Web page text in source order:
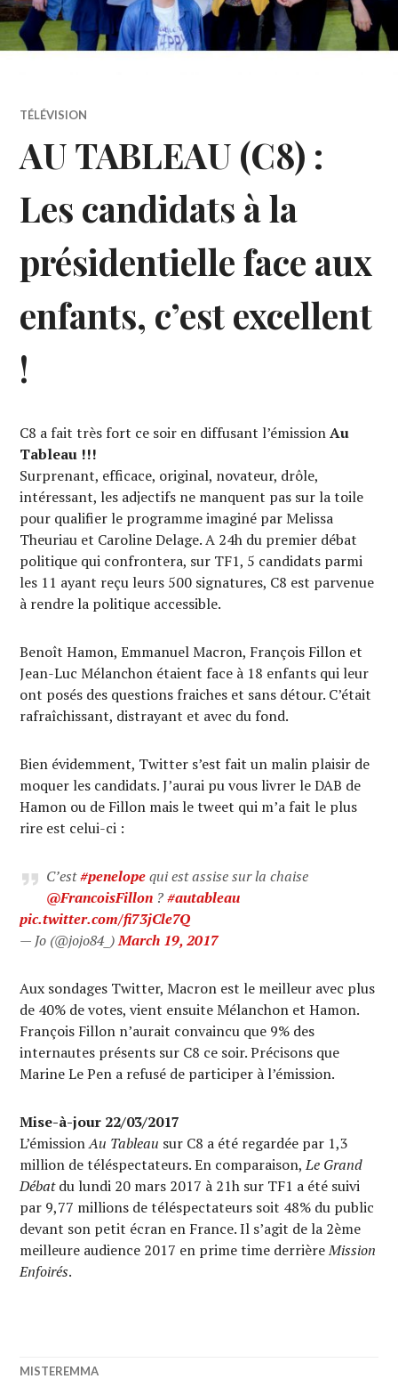
TÉLÉVISION
AU TABLEAU (C8) :
Les candidats à la
présidentielle face aux
enfants, c’est excellent
!
C8 a fait très fort ce soir en diffusant l’émissionAu
Tableau !!!
Surprenant, efficace, original, novateur, drôle,
intéressant, les adjectifs ne manquent pas sur la toile
pour qualifier le programme imaginé par Melissa
Theuriau et Caroline Delage. A 24h du premier débat
politique qui confrontera, sur TF1, 5 candidats parmi
les 11 ayant reçu leurs 500 signatures, C8 est parvenue
à rendre la politique accessible.
Benoît Hamon, Emmanuel Macron, François Fillon et
Jean-Luc Mélanchon étaient face à 18 enfants qui leur
ont posés des questions fraiches et sans détour. C’était
rafraîchissant, distrayant et avec du fond.
Bien évidemment, Twitter s’est fait un malin plaisir de
moquer les candidats. J’aurai pu vous livrer le DAB de
Hamon ou de Fillon mais le tweet qui m’a fait le plus
rire est celui-ci :
C’est#penelopequi est assise sur la chaise
@FrancoisFillon ?#autableau
pic.twitter.com/fi73jCle7Q
— Jo (@jojo84_)March 19, 2017
Aux sondages Twitter, Macron est le meilleur avec plus
de 40% de votes, vient ensuite Mélanchon et Hamon.
François Fillon n’aurait convaincu que 9% des
internautes présents sur C8 ce soir. Précisons que
Marine Le Pen a refusé de participer à l’émission.
Mise-à-jour 22/03/2017
L’émissionAu Tableau sur C8 a été regardée par 1,3
million de téléspectateurs. En comparaison,Le Grand
Débatdu lundi 20 mars 2017 à 21h sur TF1 a été suivi
par 9,77 millions de téléspectateurs soit 48% du public
devant son petit écran en France. Il s’agit de la 2ème
meilleure audience 2017 en prime time derrièreMission
Enfoirés.
MISTEREMMA